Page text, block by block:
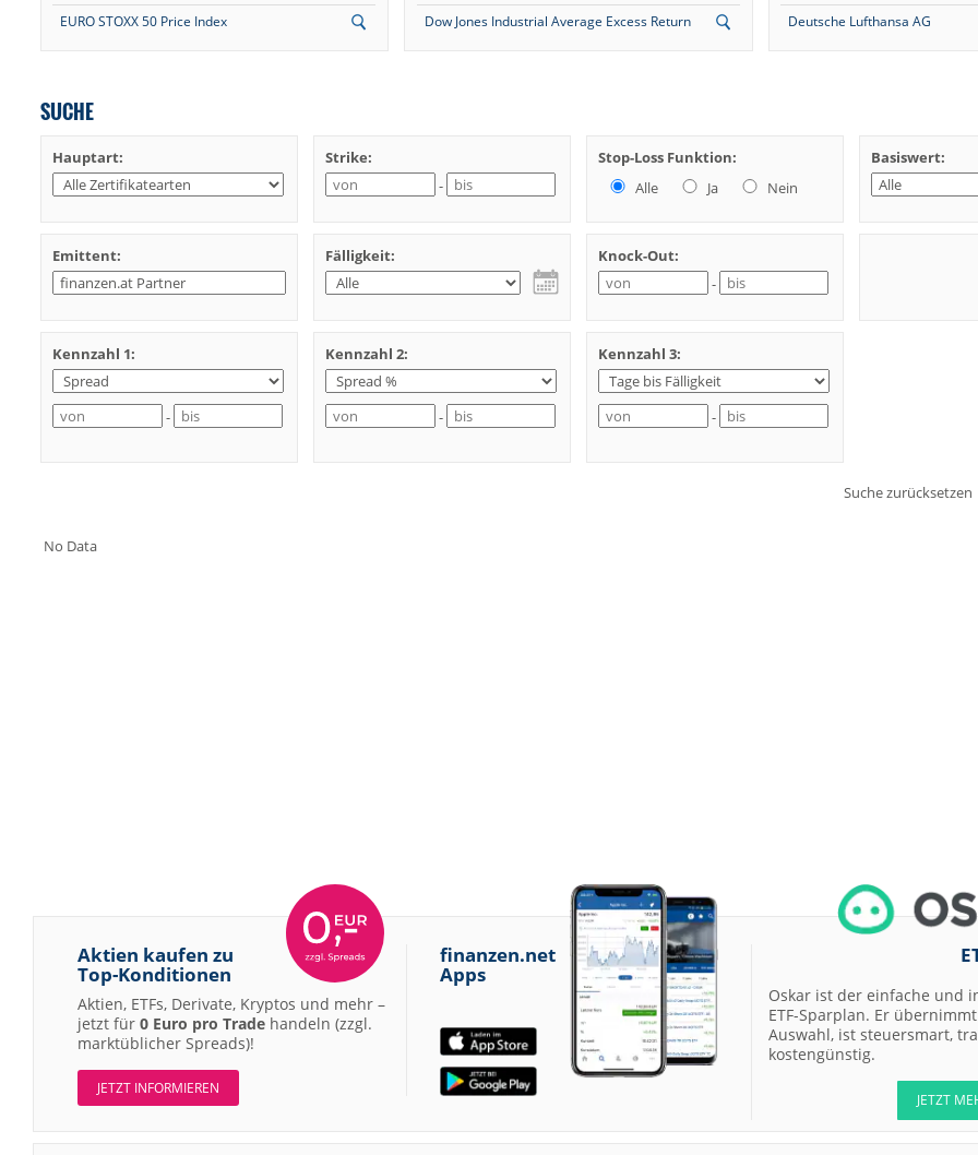
EURO STOXX 50 Price Index
Dow Jones Industrial Average Excess Return
Deutsche Lufthansa AG
SUCHE
Hauptart:
Strike:
-
Stop-Loss Funktion:
Alle
Ja Nein
Basiswert:
Emittent: Fälligkeit:
Knock-Out:
-
Kennzahl 1:
-
Kennzahl 2:
-
Kennzahl 3:
-
Suche zurücksetzen
No Data
Aktien kaufen zu
Top-Konditionen
Aktien, ETFs, Derivate, Kryptos und mehr –
jetzt für 0 Euro pro Trade handeln (zzgl.
marktüblicher Spreads)!
JETZT INFORMIEREN
finanzen.net
Apps
Oskar ist der einfache und
ETF-Sparplan. Er übernimmt
Auswahl, ist steuersmart,
kostengünstig.
JETZT